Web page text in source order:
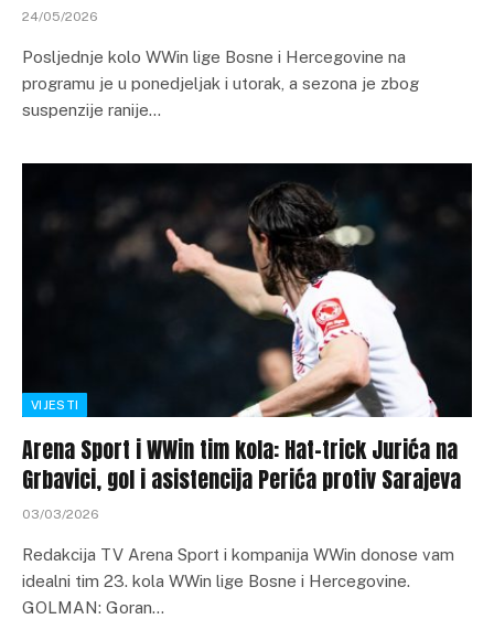
24/05/2026
Posljednje kolo WWin lige Bosne i Hercegovine na
programu je u ponedjeljak i utorak, a sezona je zbog
suspenzije ranije…
VIJESTI
Arena Sport i WWin tim kola: Hat-trick Jurića na
Grbavici, gol i asistencija Perića protiv Sarajeva
03/03/2026
Redakcija TV Arena Sport i kompanija WWin donose vam
idealni tim 23. kola WWin lige Bosne i Hercegovine.
GOLMAN: Goran…